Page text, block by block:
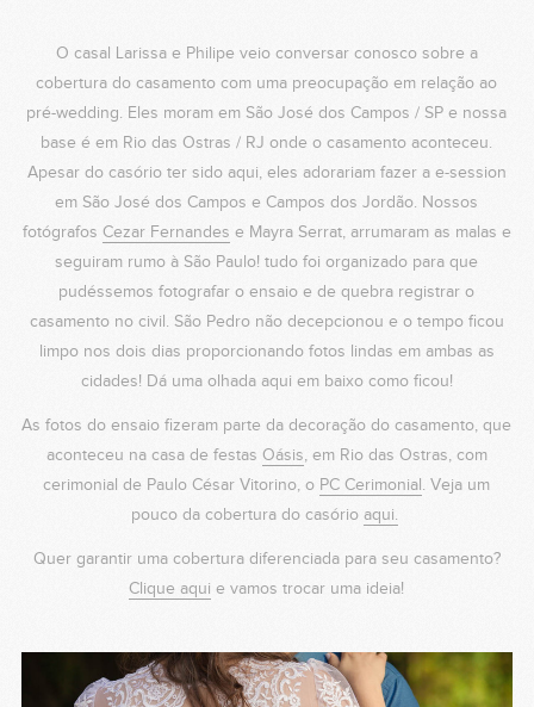
O casal Larissa e Philipe veio conversar conosco sobre a
cobertura do casamento com uma preocupação em relação ao
pré-wedding. Eles moram em São José dos Campos / SP e nossa
base é em Rio das Ostras / RJ onde o casamento aconteceu.
Apesar do casório ter sido aqui, eles adorariam fazer a e-session
em São José dos Campos e Campos dos Jordão. Nossos
fotógrafos Cezar Fernandes e Mayra Serrat, arrumaram as malas e
seguiram rumo à São Paulo! tudo foi organizado para que
pudéssemos fotografar o ensaio e de quebra registrar o
casamento no civil. São Pedro não decepcionou e o tempo ficou
limpo nos dois dias proporcionando fotos lindas em ambas as
cidades! Dá uma olhada aqui em baixo como ficou!
As fotos do ensaio fizeram parte da decoração do casamento, que
aconteceu na casa de festas Oásis, em Rio das Ostras, com
cerimonial de Paulo César Vitorino, o PC Cerimonial . Veja um
pouco da cobertura do casório aqui.
Quer garantir uma cobertura diferenciada para seu casamento?
Clique aqui e vamos trocar uma ideia!